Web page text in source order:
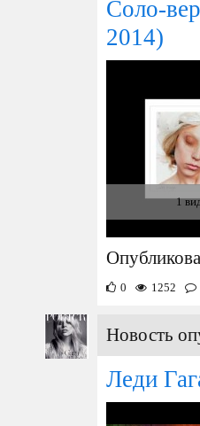
Соло-
2014)
1
0 1252
Новость
Леди